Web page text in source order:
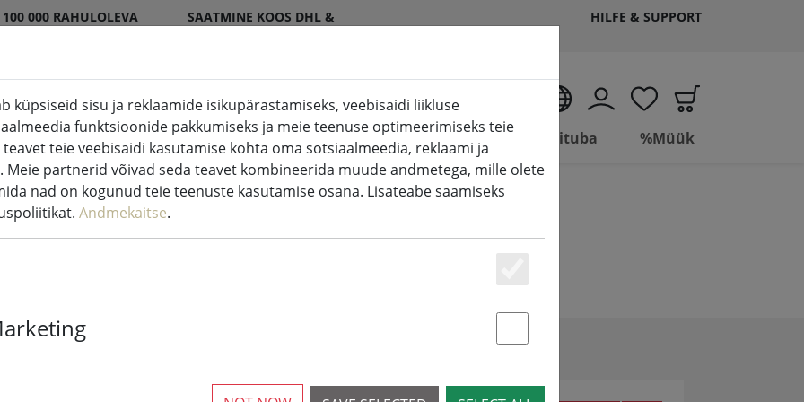
100 000 RAHULOLEVA
SAATMINE KOOS DHL &
HILFE & SUPPORT
küünlad sise- ja välistingimustes
Köök ja toit(aktuelle Seite)
Living Vannituba %Müük
tarvikud
tarvikud
küpsiseid sisu ja reklaamide isikupärastamiseks, veebisaidi liikluse
funktsioonide pakkumiseks ja meie teenuse optimeerimiseks teie
teie veebisaidi kasutamise kohta oma sotsiaalmeedia, reklaami ja
partnerid võivad seda teavet kombineerida muude andmetega, mille olete
nad on kogunud teie teenuste kasutamise osana. Lisateabe saamiseks
Andmekaitse.